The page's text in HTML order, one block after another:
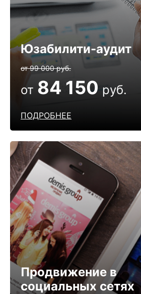
Юзабилити-аудит
ПОДРОБНЕЕ
от 99 000 руб.
от 84 150 руб.
Продвижение в
социальных сетях